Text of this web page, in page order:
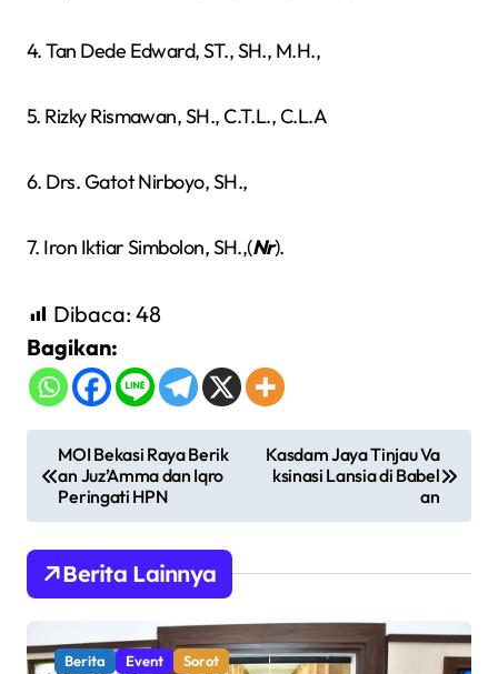
4. Tan Dede Edward, ST., SH., M.H.,
5. Rizky Rismawan, SH., C.T.L., C.L.A
6. Drs. Gatot Nirboyo, SH.,
7. Iron Iktiar Simbolon, SH.,(Nr).
Dibaca: 48
Bagikan:
a
v
i
g
a
s
MOI Bekasi Raya Berik
an Juz’Amma dan Iqro
Peringati HPN
Kasdam Jaya Tinjau Va
ksinasi Lansia di Babel
an
Berita Lainnya
Berita Event Sorot